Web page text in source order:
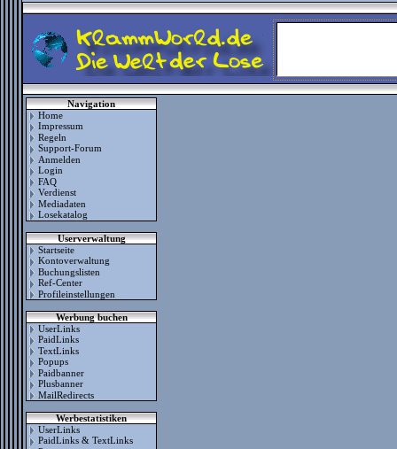
Navigation
Home
Impressum
Regeln
Support-Forum
Anmelden
Login
FAQ
Verdienst
Mediadaten
Losekatalog
Userverwaltung
Startseite
Kontoverwaltung
Buchungslisten
Ref-Center
Profileinstellungen
Werbung buchen
UserLinks
PaidLinks
TextLinks
Popups
Paidbanner
Plusbanner
MailRedirects
Werbestatistiken
UserLinks
PaidLinks & TextLinks